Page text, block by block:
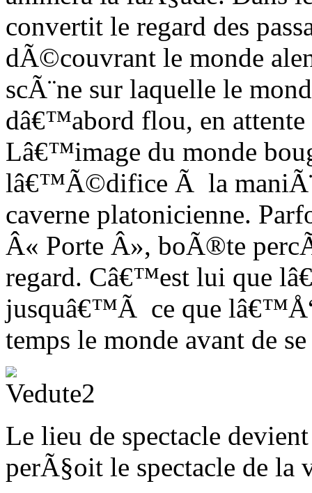
convertit le regard des
dÃ©couvrant le monde
scÃ¨ne sur laquelle le
dâ€™abord flou, en
Lâ€™image du monde
lâ€™Ã©difice Ã la
caverne platonicienne.
Â« Porte Â», boÃ®te
regard. Câ€™est lui que
jusquâ€™Ã ce que
temps le monde avant de se
Le lieu de spectacle
perÃ§oit le spectacle de la